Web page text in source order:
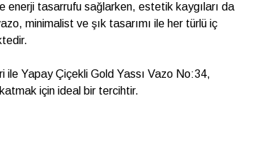
enerji tasarrufu sağlarken, estetik kaygıları da
minimalist ve şık tasarımı ile her türlü iç
ile Yapay Çiçekli Gold Yassı Vazo No:34,
için ideal bir tercihtir.